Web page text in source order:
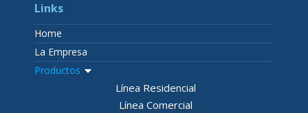
Links
Home
La Empresa
Productos
Línea Residencial
Línea Comercial